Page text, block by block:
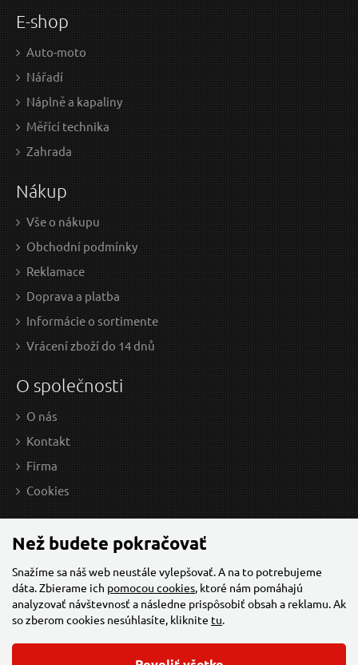
10.57 EUR bez DPH
Skladem
propojovacími kabely MECHANIC CABLE 25
10,82 EUR / Ks
8.8 EUR bez DPH
OBD-II redukce 4-pin pro moto Yamaha MECHANIC
CABLE 14
E-shop
Auto-moto
Nářadí
Náplně a kapaliny
Měřící technika
Zahrada
Nákup
Vše o nákupu
Obchodní podmínky
Reklamace
Doprava a platba
Informácie o sortimente
Vrácení zboží do 14 dnů
O společnosti
O nás
Kontakt
Firma
Cookies
Než budete pokračovať
Snažíme sa náš web neustále vylepšovať. A na to potrebujeme
dáta. Zbierame ich pomocou cookies, ktoré nám pomáhajú
analyzovať návštevnosť a následne prispôsobiť obsah a reklamu. Ak
so zberom cookies nesúhlasíte, kliknite tu.